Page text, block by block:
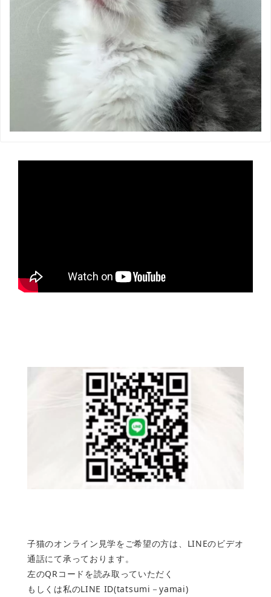
子猫のオンライン見学をご希望の方は、LINEのビデオ
通話にて承っております。
左のQRコードを読み取っていただく
もしくは私のLINE ID(tatsumi－yamai)